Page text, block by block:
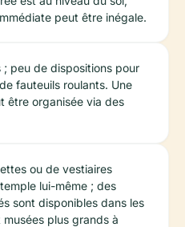
peut être inégale.
; peu de dispositions pour
fauteuils roulants. Une
être organisée via des
ou de vestiaires
lui-même ; des
sont disponibles dans les
plus grands à